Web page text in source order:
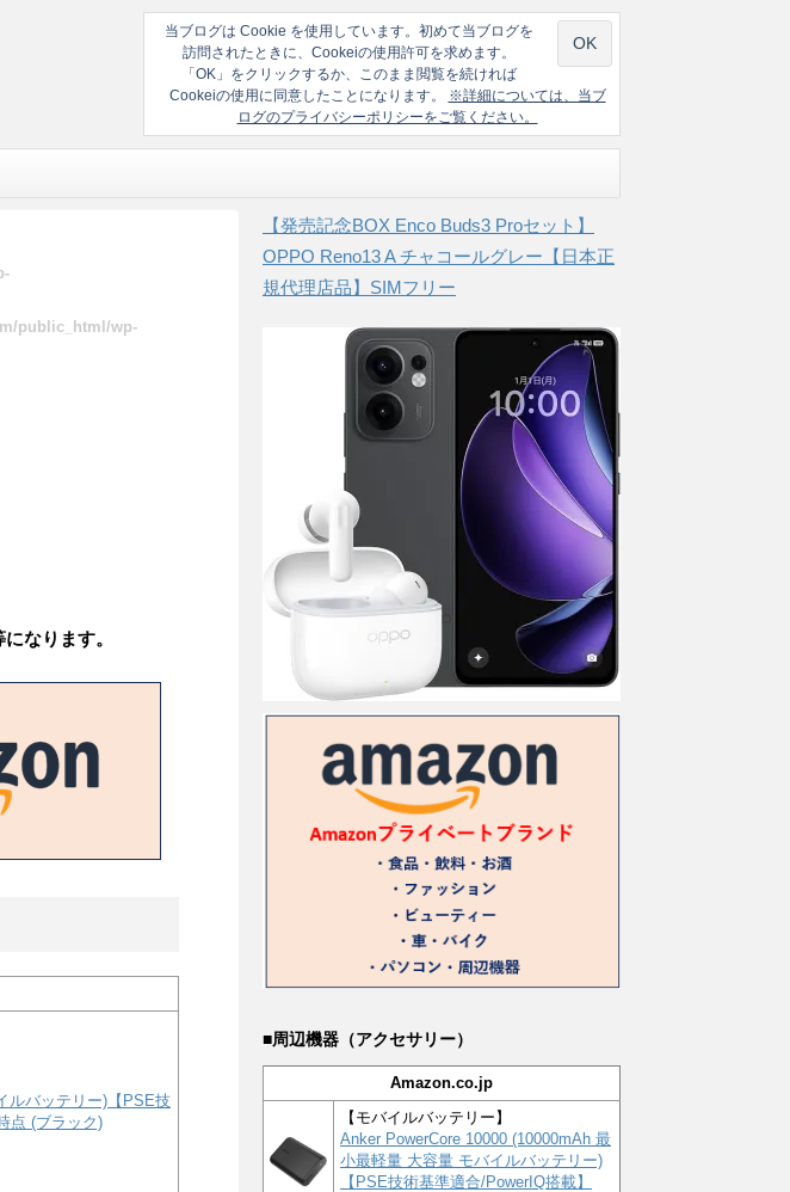
当ブログは Cookie を使用しています。初めて当ブログを
訪問されたときに、Cookeiの使用許可を求めます。
「OK」をクリックするか、このまま閲覧を続ければ
Cookeiの使用に同意したことになります。
※詳細については、当ブ
ログのプライバシーポリシーをご覧ください。
public_html/wp-
なります。
ルバッテリー)【PSE技
点 (ブラック)
【発売記念BOX Enco Buds3 Proセット】
OPPO Reno13 A チャコールグレー【日本正
規代理店品】SIMフリー
■周辺機器（アクセサリー）
Amazon.co.jp
【モバイルバッテリー】
Anker PowerCore 10000 (10000mAh 最
小最軽量 大容量 モバイルバッテリー)
【PSE技術基準適合/PowerIQ搭載】